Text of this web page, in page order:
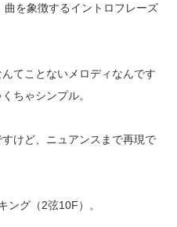
曲を象徴するイントロフレーズ
てことないメロディなんです
ちゃシンプル。
けど、ニュアンスまで再現で
ング（2弦10F）。